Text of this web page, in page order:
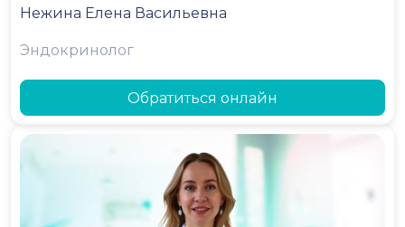
Нежина Елена Васильевна
Эндокринолог
Обратиться онлайн